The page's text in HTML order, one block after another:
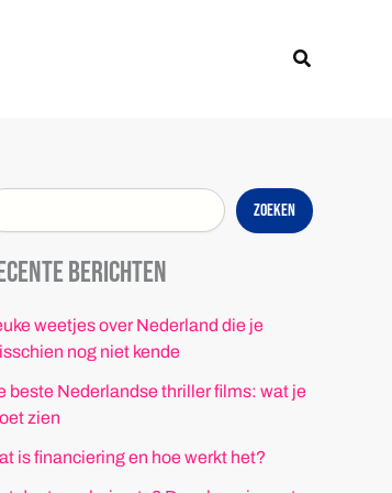
Zoeken
Zoeken
berichten
weetjes over Nederland die je
nog niet kende
beste Nederlandse thriller films: wat je
zien
is financiering en hoe werkt het?